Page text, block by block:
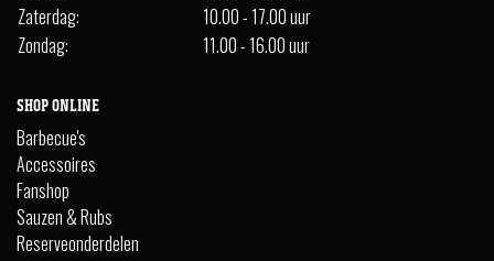
Zaterdag:
10.00 - 17.00 uur
Zondag:
11.00 - 16.00 uur
SHOP ONLINE
Barbecue's
Accessoires
Fanshop
Sauzen & Rubs
Reserveonderdelen